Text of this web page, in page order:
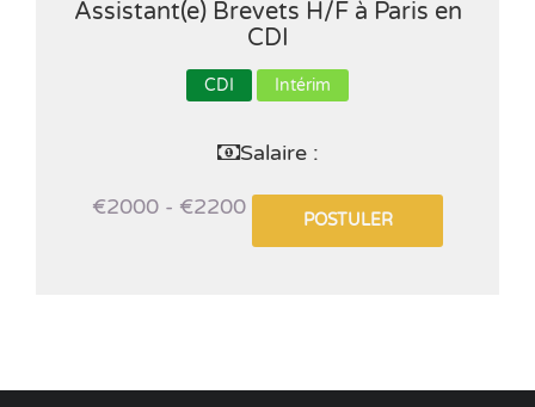
Assistant(e) Brevets H/F à Paris en
CDI
CDI Intérim
Salaire :
€2000 - €2200
POSTULER